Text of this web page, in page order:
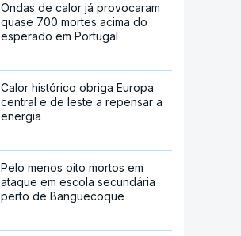
Ondas de calor já provocaram
quase 700 mortes acima do
esperado em Portugal
Calor histórico obriga Europa
central e de leste a repensar a
energia
Pelo menos oito mortos em
ataque em escola secundária
perto de Banguecoque